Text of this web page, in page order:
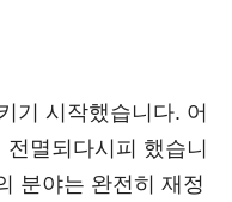
기 시작했습니다. 어
멸되다시피 했습니
분야는 완전히 재정